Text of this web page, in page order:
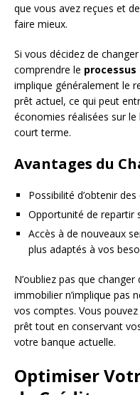
que vous avez reçues et
faire mieux.
Si vous décidez de
comprendre le
implique généralement le
prêt actuel, ce qui peut
économies réalisées sur
court terme.
Avantages du
Possibilité d’obtenir
Opportunité de repartir
Accès à de nouveaux
plus adaptés à vos
N’oubliez pas que
immobilier n’implique pas
vos comptes. Vous
prêt tout en conservant
votre banque actuelle.
Optimiser